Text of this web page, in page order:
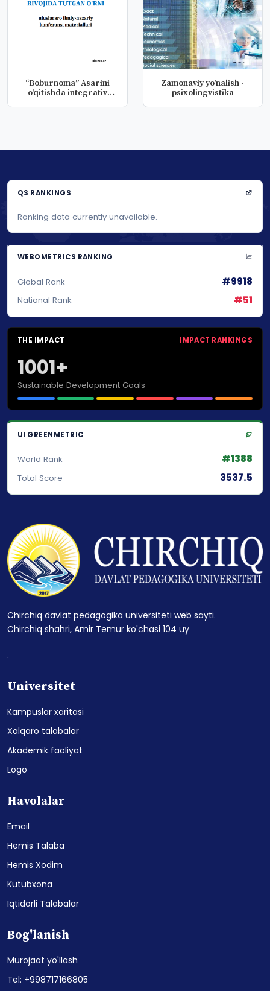
“Boburnoma” Asarini
o'qitishda integrativ
Zamonaviy yo'nalish -
psixolingvistika
QS RANKINGS
Ranking data currently unavailable.
WEBOMETRICS RANKING
Global Rank #9918
National Rank #51
THE IMPACT IMPACT RANKINGS
1001+
Sustainable Development Goals
UI GREENMETRIC
World Rank #1388
Total Score 3537.5
Chirchiq davlat pedagogika universiteti web sayti.
Chirchiq shahri, Amir Temur ko'chasi 104 uy
.
Universitet
Kampuslar xaritasi
Xalqaro talabalar
Akademik faoliyat
Logo
Havolalar
Email
Hemis Talaba
Hemis Xodim
Kutubxona
Iqtidorli Talabalar
Bog'lanish
Murojaat yo'llash
Tel: +998717166805